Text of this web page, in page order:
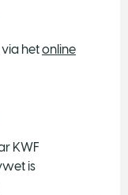
hetonline
KWF
is